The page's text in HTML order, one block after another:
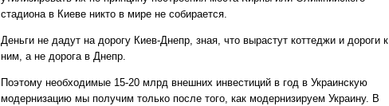
стадиона в Киеве никто в мире не собирается.
Деньги не дадут на дорогу Киев-Днепр, зная, что вырастут коттеджи и дороги к
ним, а не дорога в Днепр.
Поэтому необходимые 15-20 млрд внешних инвестиций в год в Украинскую
модернизацию мы получим только после того, как модернизируем Украину. В